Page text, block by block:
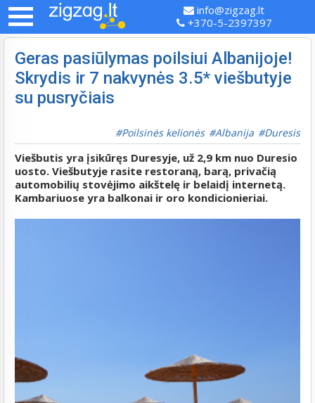
info@zigzag.lt
+370-5-2397397
Geras pasiūlymas poilsiui Albanijoje!
Skrydis ir 7 nakvynės 3.5* viešbutyje
su pusryčiais
Poilsinės kelionės Albanija Duresis
Viešbutis yra įsikūręs Duresyje, už 2,9 km nuo Duresio
uosto. Viešbutyje rasite restoraną, barą, privačią ​​
automobilių stovėjimo aikštelę ir belaidį internetą.
Kambariuose yra balkonai ir oro kondicionieriai.